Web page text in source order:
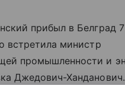
прибыл в Белград 7
встретила министр
промышленности и
Джедович-